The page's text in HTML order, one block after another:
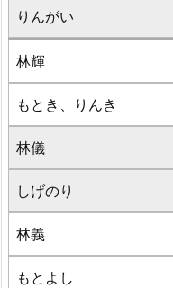
りんがい
林輝
もとき、りんき
林儀
しげのり
林義
もとよし